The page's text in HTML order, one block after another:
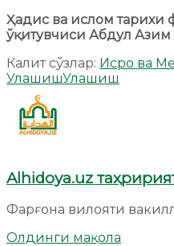
Ҳадис ва ислом тарихи
ўқитувчиси Абдул
Калит сўзлар: Исро ва
УлашишУлашиш
Alhidoya.uz
Фарғона вилояти
Олдинги мақола